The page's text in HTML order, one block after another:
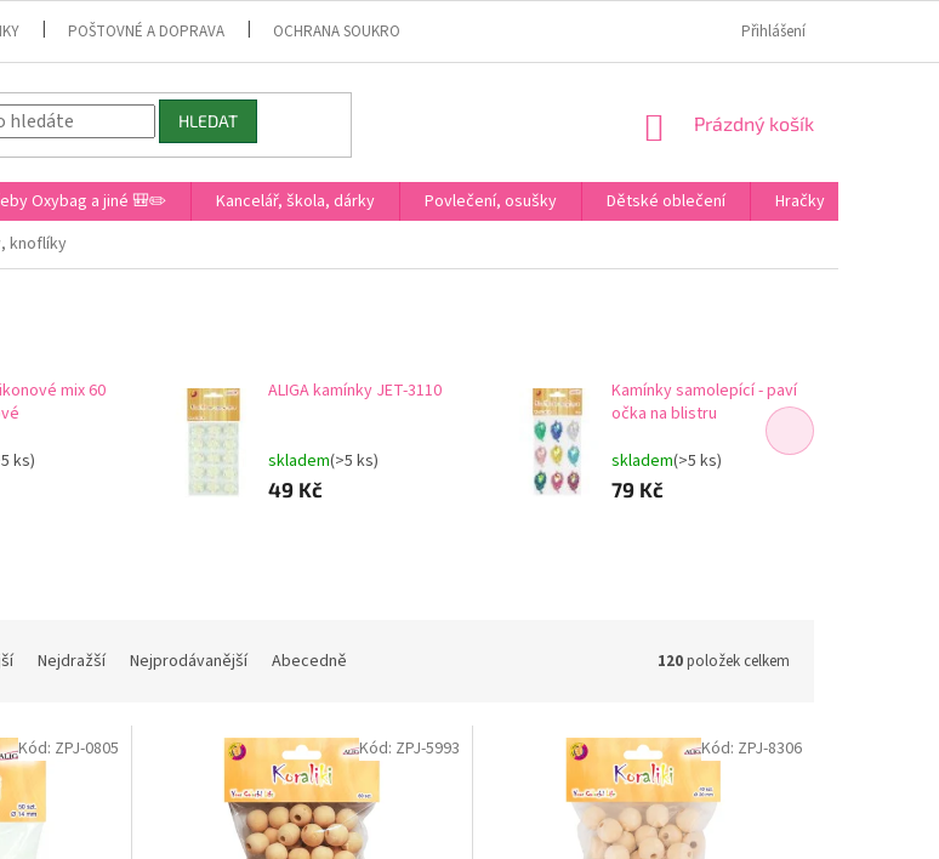
POŠTOVNÉ A DOPRAVA OCHRANA SOUKROMÍ HODNOCENÍ NA HEURÉCE
Přihlášení
HLEDAT
NÁKUPNÍ
Prázdný košík
Oxybag a jiné 🎒✏️ Kancelář, škola, dárky Povlečení, osušky Dětské oblečení Hračky
knoflíky
mix 60
ks)
ALIGA kamínky JET-3110
skladem(>5 ks)
49 Kč
Kamínky samolepící - paví
očka na blistru
skladem(>5 ks)
79 Kč
Nejdražší Nejprodávanější Abecedně 120položek celkem
Kód: ZPJ-0805 Kód: ZPJ-5993 Kód: ZPJ-8306